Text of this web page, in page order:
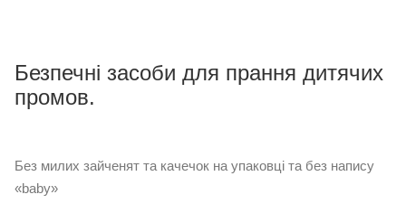
Безпечні засоби для прання дитячих
промов.
Без милих зайченят та качечок на упаковці та без напису
«baby»